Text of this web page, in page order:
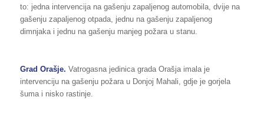
to: jedna intervencija na gašenju zapaljenog automobila, dvije na
gašenju zapaljenog otpada, jednu na gašenju zapaljenog
dimnjaka i jednu na gašenju manjeg požara u stanu.
Grad Orašje. Vatrogasna jedinica grada Orašja imala je
intervenciju na gašenju požara u Donjoj Mahali, gdje je gorjela
šuma i nisko rastinje.